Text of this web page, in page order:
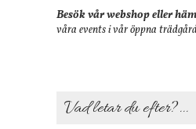
Besök vår webshop eller
våra events i vår öppna